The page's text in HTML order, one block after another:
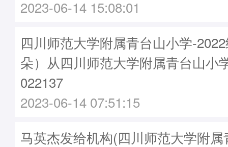
2023-06-14 15:08:01
四川师范大学附属青台山小学-
朵）从四川师范大学附属青台山小
022137
2023-06-14 07:51:15
马英杰发给机构(四川师范大学附